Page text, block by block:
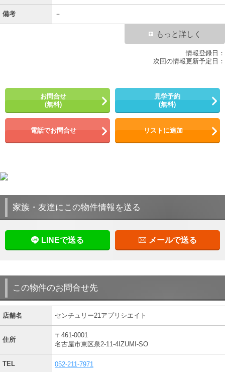
備考 －
もっと詳しく
情報登録日：
次回の情報更新予定日：
お問合せ
(無料)
見学予約
(無料)
電話でお問合せ リストに追加
家族・友達にこの物件情報を送る
LINEで送る メールで送る
この物件のお問合せ先
店舗名 センチュリー21アプリシエイト
住所
〒461-0001
名古屋市東区泉2-11-4IZUMI-SO
TEL 052-211-7971